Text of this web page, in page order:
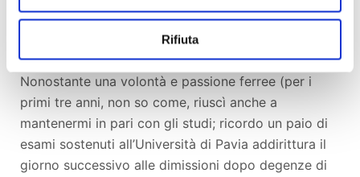
Rifiuta
In questi due decenni ho accumulato un’incalcolabile
perdita (settimane su settimane, mesi su mesi) di
capacità di prima di studio poi di lavoro.
Nonostante una volontà e passione ferree (per i
primi tre anni, non so come, riuscì anche a
mantenermi in pari con gli studi; ricordo un paio di
esami sostenuti all’Università di Pavia addirittura il
giorno successivo alle dimissioni dopo degenze di